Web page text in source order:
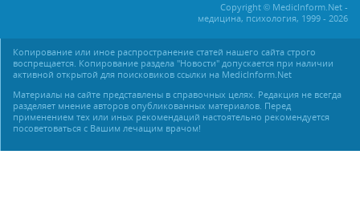
Copyright © MedicInform.Net -
медицина, психология, 1999 - 2026
Копирование или иное распространение статей нашего сайта строго
воспрещается. Копирование раздела "Новости" допускается при наличии
активной открытой для поисковиков ссылки на MedicInform.Net
Материалы на сайте представлены в справочных целях. Редакция не всегда
разделяет мнение авторов опубликованных материалов. Перед
применением тех или иных рекомендаций настоятельно рекомендуется
посоветоваться с Вашим лечащим врачом!